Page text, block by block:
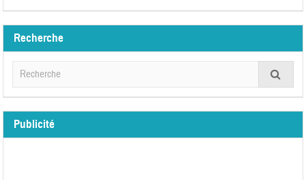
Recherche
Publicité